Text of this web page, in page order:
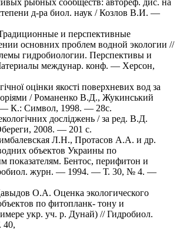
рыбных сообществ: автореф. дис. на
д-ра биол. наук / Козлов В.И. —
и перспективные
основних проблем водной экологии //
гидробиологии. Перспективы и
междунар. конф. — Херсон,
оцінки якості поверхневих вод за
/ Романенко В.Д., Жукинський
К.: Символ, 1998. — 28с.
досліджень / за ред. В.Д.
2008. — 201 с.
Л.Н., Протасов А.А. и др.
объектов Украины по
показателям. Бентос, перифитон и
журн. — 1994. — Т. 30, № 4. —
О.А. Оценка экологического
по фитопланк- тону и
укр. уч. р. Дунай) // Гидробиол.